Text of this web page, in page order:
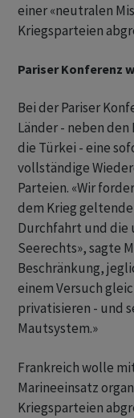
einer «neutralen
Kriegsparteien
Pariser Konferenz
Bei der Pariser
Länder - neben
die Türkei - eine
vollständige
Parteien. «Wir
dem Krieg
Durchfahrt und die
Seerechts», sagte
Beschränkung,
einem Versuch
privatisieren - und
Mautsystem.»
Frankreich wolle
Marineeinsatz
Kriegsparteien